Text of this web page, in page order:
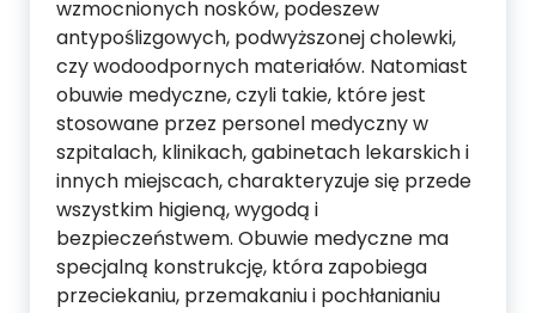
wzmocnionych nosków, podeszew
antypoślizgowych, podwyższonej cholewki,
czy wodoodpornych materiałów. Natomiast
obuwie medyczne, czyli takie, które jest
stosowane przez personel medyczny w
szpitalach, klinikach, gabinetach lekarskich i
innych miejscach, charakteryzuje się przede
wszystkim higieną, wygodą i
bezpieczeństwem. Obuwie medyczne ma
specjalną konstrukcję, która zapobiega
przeciekaniu, przemakaniu i pochłanianiu